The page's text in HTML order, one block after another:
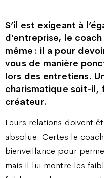
S’il est exigeant à
d’entreprise, le
même : il a pour
vous de manière
lors des entretiens.
charismatique soit-il,
créateur.
Leurs relations doivent
absolue. Certes le
bienveillance pour
mais il lui montre les